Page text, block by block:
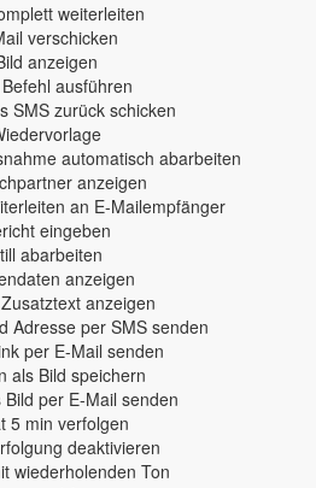
weiterleiten
verschicken
anzeigen
ausführen
SMS zurück schicken
automatisch abarbeiten
anzeigen
an E-Mailempfänger
eingeben
abarbeiten
anzeigen
anzeigen
Adresse per SMS senden
per E-Mail senden
als Bild speichern
Bild per E-Mail senden
5 min verfolgen
deaktivieren
wiederholenden Ton